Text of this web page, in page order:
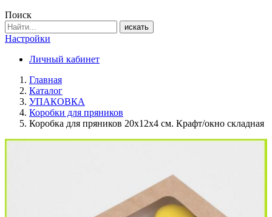
Поиск
искать
Настройки
Личный кабинет
Главная
Каталог
УПАКОВКА
Коробки для пряников
Коробка для пряников 20х12х4 см. Крафт/окно складная